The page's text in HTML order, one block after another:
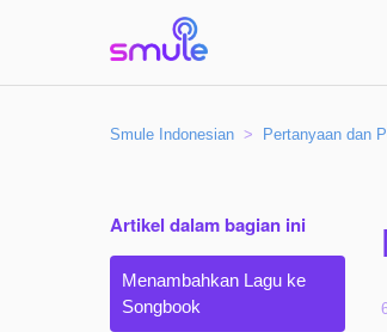
Smule Indonesian Pertanyaan dan
Artikel dalam bagian ini
Menambahkan Lagu ke
Songbook